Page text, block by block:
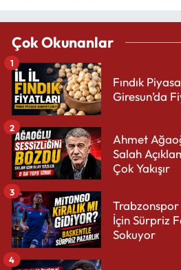
Çok Okunanlar
Fındık
Giresun’da
1
Ahmet
Salah
Çok Yakışır
2
İçin Sürpriz
Sokuyor
3
4